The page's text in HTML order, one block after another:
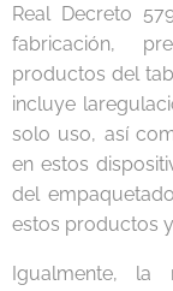
Real Decreto
fabricación,
productos del
incluye
solo uso, así
en estos
del
estos productos
Igualmente,